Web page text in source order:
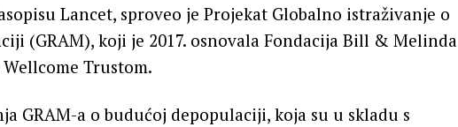
Lancet, sproveo je Projekat Globalno istraživanje o
(GRAM), koji je 2017. osnovala Fondacija Bill & Melinda
Trustom.
GRAM-a o budućoj depopulaciji, koja su u skladu s